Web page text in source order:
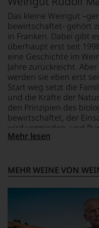
um
zu
unterstreichen,
auf
welch
hohem
Niveau
sich
unsere
Weinselektion
bewegt.
Das
aber
genügt
uns
Wir
haben
festgestellt,
eine
Innovationsgeist
Weinjournalismus
und
Weinbewertung
revolutioniert.
Der
studierte
Rechtsanwalt
verstand
sich
als
Sprachrohr
des
schuf
1978
den
Wine
BIO KENNZEICHNUNG
PRODUKT
DE-ÖKO-006
Das kleine Weingut
bewirtschaftet- gehört
in Franken. Dabei gibt
überhaupt erst seit
eine Geschichte im
Jahre zurückreicht.
werden sie eben erst
Start weg setzt die
und die Kräfte der
den Prinzipien des
bewirtschaftet, der
wird vermieden, und
sucht man im Keller
eigener Kraft in Wein
herrscht das das
wie die Familie es
Leidenschaft gilt hier
daraus einen netten
das Weingut Rudolf
Mehr lesen
MEHR WEINE VON